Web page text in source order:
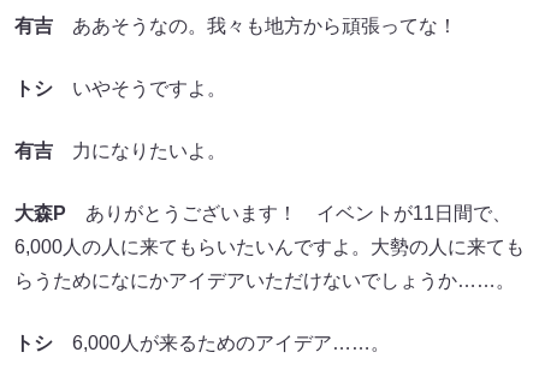
有吉 ああそうなの。我々も地方から頑張ってな！
トシ いやそうですよ。
有吉 力になりたいよ。
大森P ありがとうございます！ イベントが11日間で、
6,000人の人に来てもらいたいんですよ。大勢の人に来ても
らうためになにかアイデアいただけないでしょうか……。
トシ 6,000人が来るためのアイデア……。